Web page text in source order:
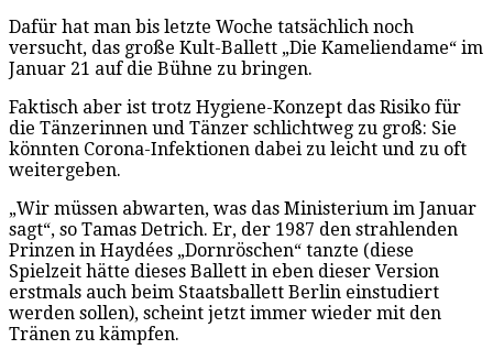
Dafür hat man bis letzte Woche tatsächlich noch
versucht, das große Kult-Ballett „Die Kameliendame“ im
Januar 21 auf die Bühne zu bringen.
Faktisch aber ist trotz Hygiene-Konzept das Risiko für
die Tänzerinnen und Tänzer schlichtweg zu groß: Sie
könnten Corona-Infektionen dabei zu leicht und zu oft
weitergeben.
„Wir müssen abwarten, was das Ministerium im Januar
sagt“, so Tamas Detrich. Er, der 1987 den strahlenden
Prinzen in Haydées „Dornröschen“ tanzte (diese
Spielzeit hätte dieses Ballett in eben dieser Version
erstmals auch beim Staatsballett Berlin einstudiert
werden sollen), scheint jetzt immer wieder mit den
Tränen zu kämpfen.